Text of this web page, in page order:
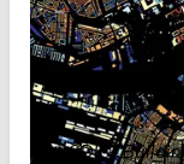
CitySDK -